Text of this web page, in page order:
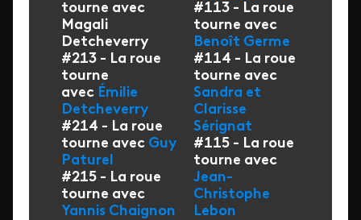
tourne avec
Magali
Detcheverry
#213 - La roue
tourne
avec Émilie
Detcheverry
#214 - La roue
tourne avec Guy
Paturel
#215 - La roue
tourne avec
Yannis Chaignon
#113 - La roue
tourne avec
Benoît Germe
#114 - La roue
tourne avec
Sandra et
Clarisse
Sérignat
#115 - La roue
tourne avec
Jean-
Christophe
Lebon